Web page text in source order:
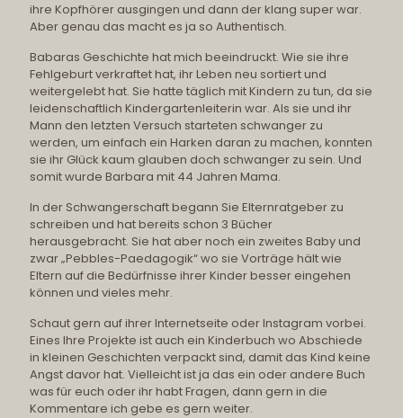
ihre Kopfhörer ausgingen und dann der klang super war.
Aber genau das macht es ja so Authentisch.
Babaras Geschichte hat mich beeindruckt. Wie sie ihre
Fehlgeburt verkraftet hat, ihr Leben neu sortiert und
weitergelebt hat. Sie hatte täglich mit Kindern zu tun, da sie
leidenschaftlich Kindergartenleiterin war. Als sie und ihr
Mann den letzten Versuch starteten schwanger zu
werden, um einfach ein Harken daran zu machen, konnten
sie ihr Glück kaum glauben doch schwanger zu sein. Und
somit wurde Barbara mit 44 Jahren Mama.
In der Schwangerschaft begann Sie Elternratgeber zu
schreiben und hat bereits schon 3 Bücher
herausgebracht. Sie hat aber noch ein zweites Baby und
zwar „Pebbles-Paedagogik“ wo sie Vorträge hält wie
Eltern auf die Bedürfnisse ihrer Kinder besser eingehen
können und vieles mehr.
Schaut gern auf ihrer Internetseite oder Instagram vorbei.
Eines Ihre Projekte ist auch ein Kinderbuch wo Abschiede
in kleinen Geschichten verpackt sind, damit das Kind keine
Angst davor hat. Vielleicht ist ja das ein oder andere Buch
was für euch oder ihr habt Fragen, dann gern in die
Kommentare ich gebe es gern weiter.